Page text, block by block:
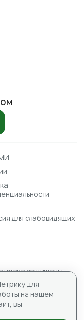
права защищены.
23.04.2021
«Состояние
для слабовидящих
для
на нашем
вы